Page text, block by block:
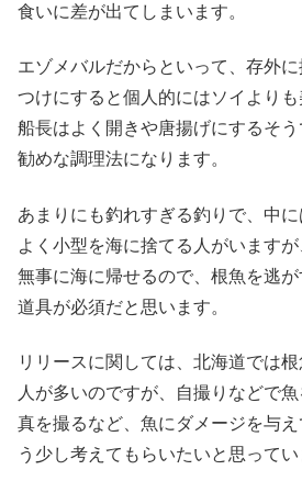
食いに差が出てしまいます。
エゾメバルだからといって、存外
つけにすると個人的にはソイよりも
船長はよく開きや唐揚げにするそ
勧めな調理法になります。
あまりにも釣れすぎる釣りで、中に
よく小型を海に捨てる人がいます
無事に海に帰せるので、根魚を逃
道具が必須だと思います。
リリースに関しては、北海道では
人が多いのですが、自撮りなどで
真を撮るなど、魚にダメージを与
う少し考えてもらいたいと思ってい